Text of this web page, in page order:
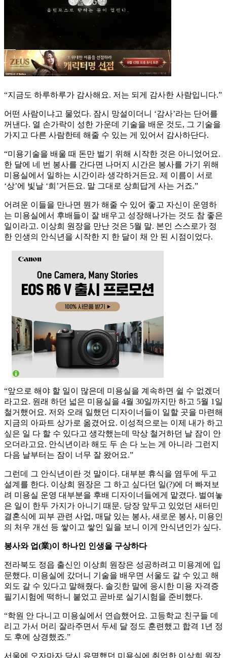
“지금도 하루하루가 감사해요. 저는 되게 감사한 사람입니다.”
어떤 사람이냐고 물었다. 잠시 망설이더니 ‘감사’라는 단어를
꺼낸다. 열 손가락이 성한 가운데 기술을 배운 것도, 그 기술을
가지고 다른 사람한테 해줄 수 있는 게 있어서 감사하단다.
“미용기술을 배울 때 돈만 벌기 위해 시작한 것은 아니었어요.
한 달에 네 번 봉사를 간다면 나머지 시간은 봉사를 가기 위해
미용실에서 일하는 시간이라 생각하거든요. 제 이름이 서로
‘상’에 빛날 ‘희’거든요. 말 그대로 상희답게 사는 거죠.”
어려운 이들을 만나면 뭔가 해줄 수 있어 좋고 자신이 운영하
는 미용실에서 후배들이 잘 배우고 성장해나가는 것도 참 좋은
일이라고. 이상희 원장을 만난 것은 5월 말. 본인 스스로가 정
한 인생의 안식년을 시작한 지 한 달이 채 안 된 시점이었다.
“앞으로 해야 할 일이 많은데 미용실을 계속하면 쉴 수 없겠더
라고요. 원래 하던 넓은 미용실을 4월 30일까지만 하고 5월 1일
철거했어요. 저와 오래 일했던 디자이너들이 일할 곳을 마련해
지금의 아파트 상가로 옮겼어요. 이성적으로는 이제 내가 하고
싶은 일 다 할 수 있다고 생각했는데 막상 철거하던 날 잠이 안
오더라고요. 안식년이라 해도 두 손 다 노는 게 아니라 그런지
다음 날부터는 잠이 너무 잘 왔어요.”
그런데 그 안식년이란 것 말이다. 대부분 휴식을 염두에 두고
설계를 한다. 이상희 원장은 그 하고 싶다던 일(?)에 더 빠져보
려 미용실 운영 대부분을 후배 디자이너들에게 맡겼다. 벌여놓
은 일이 한두 가지가 아니기 때문. 당장 앞두고 있었던 새터민
결혼식에 피부 관련 사업, 매달 있는 봉사, 새로운 봉사, 미용인
의 처우 개선 등 쌓이고 쌓인 일을 보니 이게 안식년인가 싶다.
봉사와 업(業)이 하나인 인생을 구상하다
전라북도 정읍 출신인 이상희 원장은 성공하려고 미용계에 입
문했다. 미용실에 갔더니 기술을 배우면 서울도 갈 수 있고 해
외도 갈 수 있다고 말해줬다. 솔깃한 말에 응시한 미용 자격증
필기시험에 떡하니 붙었고 곧바로 실기시험을 준비했다.
“학원 안 다니고 미용실에서 연습했어요. 고등학교 친구들 데
리고 가서 머리 잘라주면서 두세 달 정도 훈련했고 합격 1년 정
도 후에 상경했죠.”
서울에 오자마자 당시 유명했던 미용실에 취업한 이상희 원장